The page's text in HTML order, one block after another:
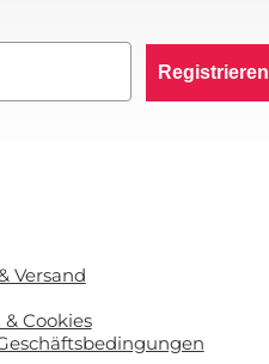
Registrieren
Versand
Cookies